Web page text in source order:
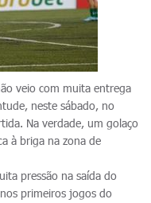
veio com muita entrega
neste sábado, no
Na verdade, um golaço
à briga na zona de
pressão na saída do
primeiros jogos do